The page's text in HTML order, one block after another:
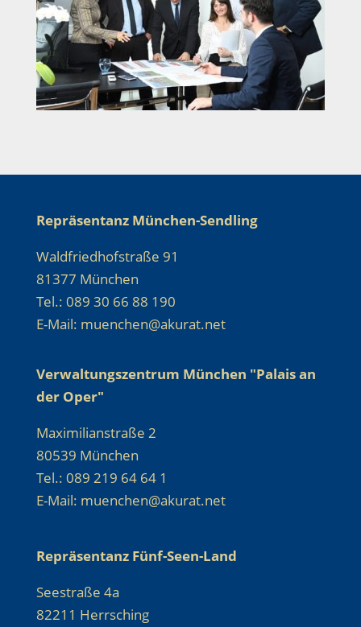
Repräsentanz München-Sendling
Waldfriedhofstraße 91
81377 München
Tel.: 089 30 66 88 190
E-Mail: muenchen@akurat.net
Verwaltungszentrum München "Palais an
der Oper"
Maximilianstraße 2
80539 München
Tel.: 089 219 64 64 1
E-Mail: muenchen@akurat.net
Repräsentanz Fünf-Seen-Land
Seestraße 4a
82211 Herrsching